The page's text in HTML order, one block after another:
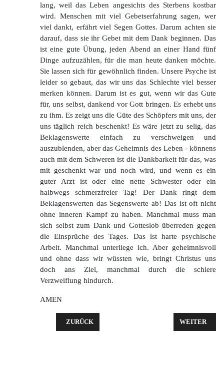
lang, weil das Leben angesichts des Sterbens kostbar
wird. Menschen mit viel Gebetserfahrung sagen, wer
viel dankt, erfährt viel Segen Gottes. Darum achten sie
darauf, dass sie ihr Gebet mit dem Dank beginnen. Das
ist eine gute Übung, jeden Abend an einer Hand fünf
Dinge aufzuzählen, für die man heute danken möchte.
Sie lassen sich für gewöhnlich finden. Unsere Psyche ist
leider so gebaut, das wir uns das Schlechte viel besser
merken können. Darum ist es gut, wenn wir das Gute
für, uns selbst, dankend vor Gott bringen. Es erhebt uns
zu ihm. Es zeigt uns die Güte des Schöpfers mit uns, der
uns täglich reich beschenkt! Es wäre jetzt zu selig, das
Beklagenswerte einfach zu verschweigen und
auszublenden, aber das Geheimnis des Leben - könnens
auch mit dem Schweren ist die Dankbarkeit für das, was
mit geschenkt war und noch wird, und wenn es ein
guter Arzt ist oder eine nette Schwester oder ein
halbwegs schmerzfreier Tag! Der Dank ringt dem
Beklagenswerten das Segenswerte ab! Das ist oft nicht
ohne inneren Kampf zu haben. Manchmal muss man
sich selbst zum Dank und Gotteslob überreden gegen
die Einsprüche des Tages. Das ist harte psychische
Arbeit. Manchmal unterliege ich. Aber geheimnisvoll
und ohne dass wir wüssten wie, bringt Christus uns
doch ans Ziel, manchmal durch die schiere
Verzweiflung hindurch.
AMEN
VORHERIGER BEITRAG: PREDIGT ZU MATTHÄUS
ZURÜCK NÄCHSTER
WEITER